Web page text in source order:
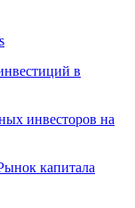
в
инвесторов на
капитала